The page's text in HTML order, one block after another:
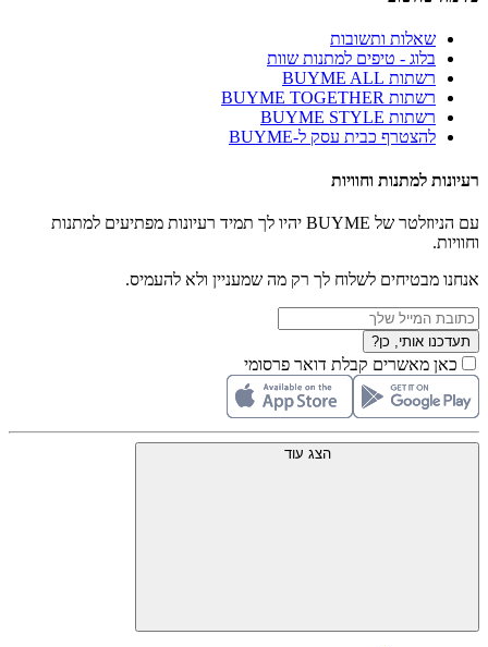
שאלות ותשובות
בלוג - טיפים למתנות שוות
רשתות BUYME ALL
רשתות BUYME TOGETHER
רשתות BUYME STYLE
להצטרף כבית עסק ל-BUYME
רעיונות למתנות וחוויות
עם הניוזלטר של BUYME יהיו לך תמיד רעיונות מפתיעים למתנות
וחוויות.
אנחנו מבטיחים לשלוח לך רק מה שמעניין ולא להעמיס.
תעדכנו אותי, כן?
כאן מאשרים קבלת דואר פרסומי
הצג עוד